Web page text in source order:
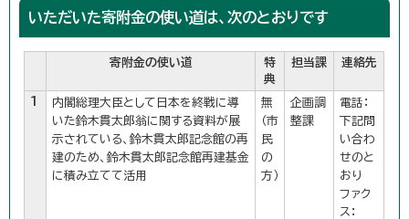
いただいた寄附金の使い道は、次のとおりです
寄附金の使い道
特
典
担当課 連絡先
1
内閣総理大臣として日本を終戦に導
いた鈴木貫太郎翁に関する資料が展
示されている、鈴木貫太郎記念館の再
建のため、鈴木貫太郎記念館再建基金
に積み立てて活用
無
（市
民
の
方）
企画調
整課
電話：
下記問
い合わ
せのと
おり
ファク
ス：